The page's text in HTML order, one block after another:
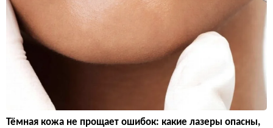
Тёмная кожа не прощает ошибок: какие лазеры опасны,